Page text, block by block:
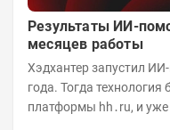
Результаты ИИ-
месяцев работы
Хэдхантер запустил ИИ-помощника в конце ноября 2025
года. Тогда
платформы hh․ru, и уже